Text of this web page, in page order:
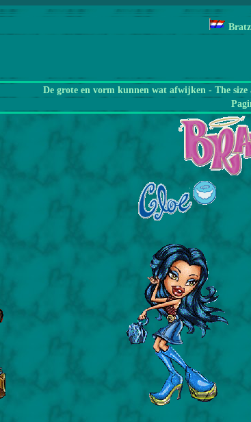
Bratz
De grote en vorm kunnen wat afwijken - The